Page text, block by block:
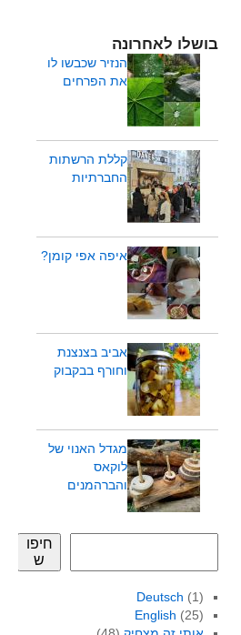
בושלו לאחרונה
הנזיר שכבשו לו
את הפרחים
קללת הרשתות
החברתיות
איפה אפי קומן?
אביב בצנצנת
וחורף בבקבוק
מגדל האנוי של
לוקאס
והברהמנים
חיפו
ש
Deutsch (1)
English (25)